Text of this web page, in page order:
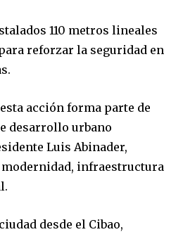
110 metros lineales
reforzar la seguridad en
acción forma parte de
desarrollo urbano
Luis Abinader,
infraestructura
desde el Cibao,